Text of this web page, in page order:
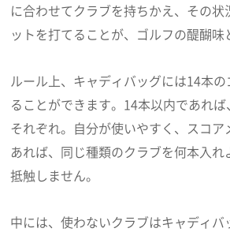
に合わせてクラブを持ちかえ、その状
ットを打てることが、ゴルフの醍醐味
ルール上、キャディバッグには14本
ることができます。14本以内であれ
それぞれ。自分が使いやすく、スコ
あれば、同じ種類のクラブを何本入
抵触しません。
中には、使わないクラブはキャディ